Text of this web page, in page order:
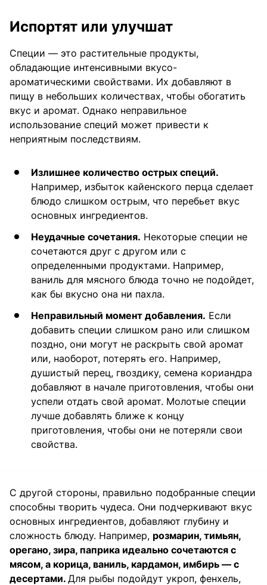
Испортят или улучшат
Специи — это растительные продукты,
обладающие интенсивными вкусо-
ароматическими свойствами. Их добавляют в
пищу в небольших количествах, чтобы обогатить
вкус и аромат. Однако неправильное
использование специй может привести к
неприятным последствиям.
Излишнее количество острых специй.
Например, избыток кайенского перца сделает
блюдо слишком острым, что перебьет вкус
основных ингредиентов.
Неудачные сочетания. Некоторые специи не
сочетаются друг с другом или с
определенными продуктами. Например,
ваниль для мясного блюда точно не подойдет,
как бы вкусно она ни пахла.
Неправильный момент добавления. Если
добавить специи слишком рано или слишком
поздно, они могут не раскрыть свой аромат
или, наоборот, потерять его. Например,
душистый перец, гвоздику, семена кориандра
добавляют в начале приготовления, чтобы они
успели отдать свой аромат. Молотые специи
лучше добавлять ближе к концу
приготовления, чтобы они не потеряли свои
свойства.
С другой стороны, правильно подобранные специи
способны творить чудеса. Они подчеркивают вкус
основных ингредиентов, добавляют глубину и
сложность блюду. Например, розмарин, тимьян,
орегано, зира, паприка идеально сочетаются с
мясом, а корица, ваниль, кардамон, имбирь — с
десертами. Для рыбы подойдут укроп, фенхель,